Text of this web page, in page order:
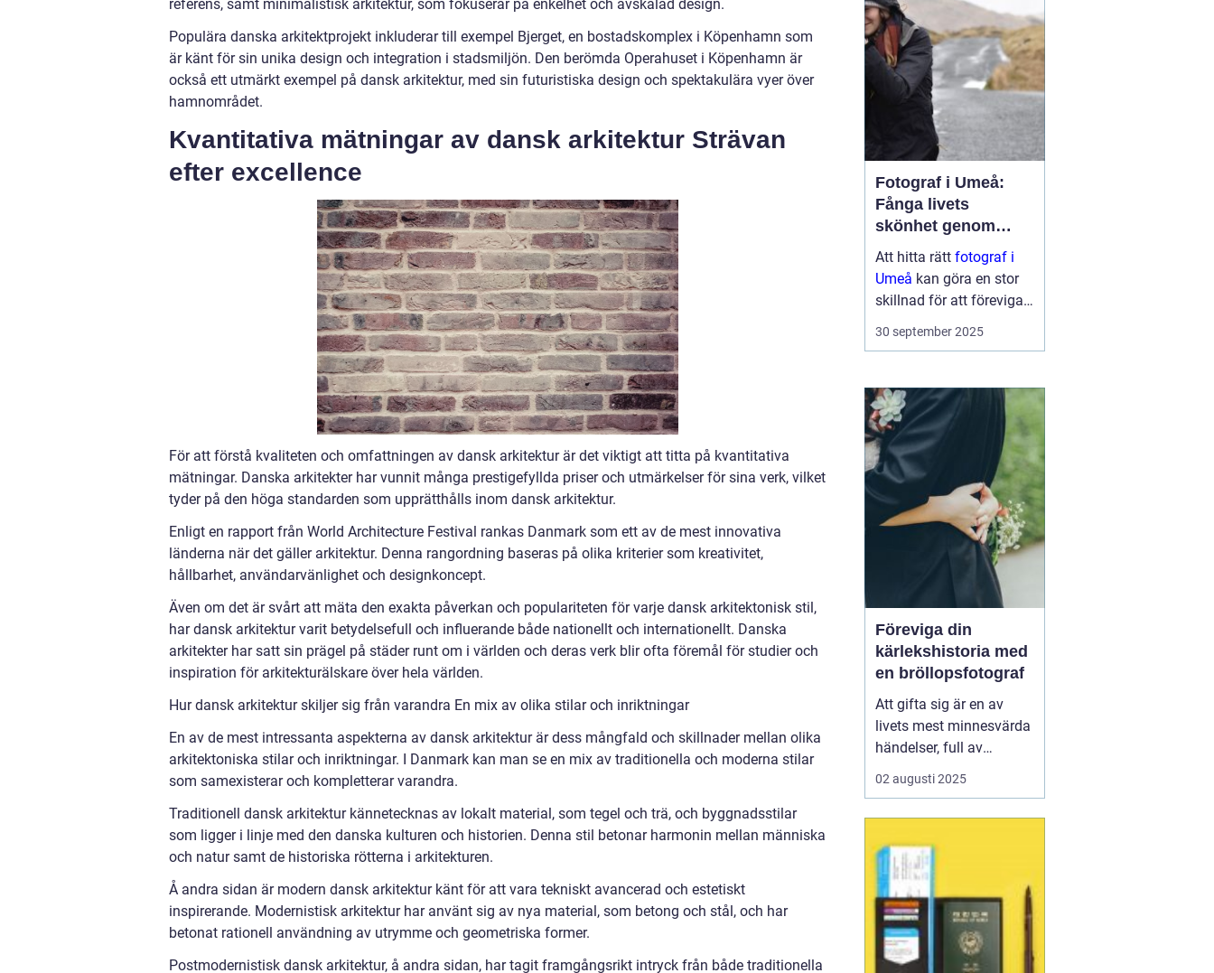
referens, samt minimalistisk arkitektur, som fokuserar på enkelhet och avskalad design.
Populära danska arkitektprojekt inkluderar till exempel Bjerget, en bostadskomplex i Köpenhamn som
är känt för sin unika design och integration i stadsmiljön. Den berömda Operahuset i Köpenhamn är
också ett utmärkt exempel på dansk arkitektur, med sin futuristiska design och spektakulära vyer över
hamnområdet.
Kvantitativa mätningar av dansk arkitektur Strävan
efter excellence
För att förstå kvaliteten och omfattningen av dansk arkitektur är det viktigt att titta på kvantitativa
mätningar. Danska arkitekter har vunnit många prestigefyllda priser och utmärkelser för sina verk, vilket
tyder på den höga standarden som upprätthålls inom dansk arkitektur.
Enligt en rapport från World Architecture Festival rankas Danmark som ett av de mest innovativa
länderna när det gäller arkitektur. Denna rangordning baseras på olika kriterier som kreativitet,
hållbarhet, användarvänlighet och designkoncept.
Även om det är svårt att mäta den exakta påverkan och populariteten för varje dansk arkitektonisk stil,
har dansk arkitektur varit betydelsefull och influerande både nationellt och internationellt. Danska
arkitekter har satt sin prägel på städer runt om i världen och deras verk blir ofta föremål för studier och
inspiration för arkitekturälskare över hela världen.
Hur dansk arkitektur skiljer sig från varandra En mix av olika stilar och inriktningar
En av de mest intressanta aspekterna av dansk arkitektur är dess mångfald och skillnader mellan olika
arkitektoniska stilar och inriktningar. I Danmark kan man se en mix av traditionella och moderna stilar
som samexisterar och kompletterar varandra.
Traditionell dansk arkitektur kännetecknas av lokalt material, som tegel och trä, och byggnadsstilar
som ligger i linje med den danska kulturen och historien. Denna stil betonar harmonin mellan människa
och natur samt de historiska rötterna i arkitekturen.
Å andra sidan är modern dansk arkitektur känt för att vara tekniskt avancerad och estetiskt
inspirerande. Modernistisk arkitektur har använt sig av nya material, som betong och stål, och har
betonat rationell användning av utrymme och geometriska former.
Postmodernistisk dansk arkitektur, å andra sidan, har tagit framgångsrikt intryck från både traditionella
Fotograf i Umeå:
Fånga livets
skönhet genom
linsen
Att hitta rätt fotograf i
Umeå kan göra en stor
skillnad för att föreviga
minnesvärda ögonblick i
ditt liv. En engagerad
fånga de stunder so...
30 september 2025
Föreviga din
kärlekshistoria med
en bröllopsfotograf
Att gifta sig är en av
livets mest minnesvärda
händelser, full av
känslomässiga
ögonblick och detaljer
planerade dagen
oförutsägbara. Här
kommer bröllopsfo...
02 augusti 2025